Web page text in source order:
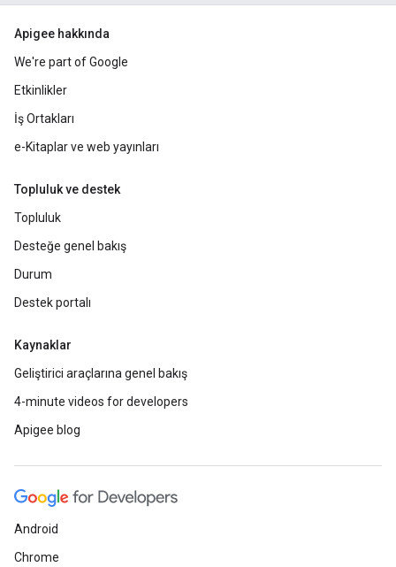
Apigee hakkında
We're part of Google
Etkinlikler
İş Ortakları
e-Kitaplar ve web yayınları
Topluluk ve destek
Topluluk
Desteğe genel bakış
Durum
Destek portalı
Kaynaklar
Geliştirici araçlarına genel bakış
4-minute videos for developers
Apigee blog
Android
Chrome